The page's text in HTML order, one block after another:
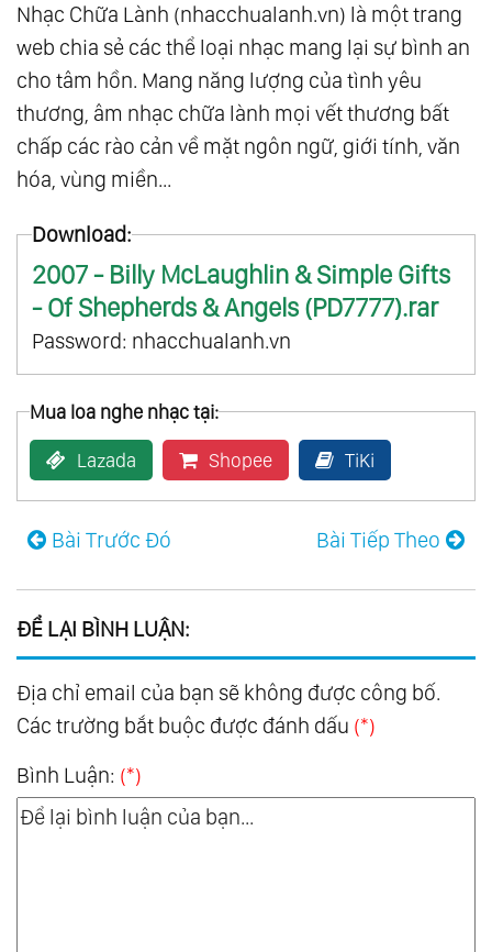
Nhạc Chữa Lành (nhacchualanh.vn) là một trang
web chia sẻ các thể loại nhạc mang lại sự bình an
cho tâm hồn. Mang năng lượng của tình yêu
thương, âm nhạc chữa lành mọi vết thương bất
chấp các rào cản về mặt ngôn ngữ, giới tính, văn
hóa, vùng miền...
Download:
2007 - Billy McLaughlin & Simple Gifts
- Of Shepherds & Angels (PD7777).rar
Password: nhacchualanh.vn
Mua loa nghe nhạc tại:
Lazada Shopee TiKi
Bài Trước Đó Bài Tiếp Theo
ĐỂ LẠI BÌNH LUẬN:
Địa chỉ email của bạn sẽ không được công bố.
Các trường bắt buộc được đánh dấu (*)
Bình Luận: (*)